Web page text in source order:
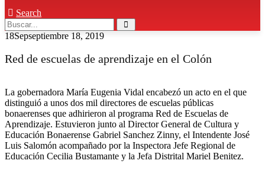
Search
18Sepseptiembre 18, 2019
Red de escuelas de aprendizaje en el Colón
La gobernadora María Eugenia Vidal encabezó un acto en el que
distinguió a unos dos mil directores de escuelas públicas
bonaerenses que adhirieron al programa Red de Escuelas de
Aprendizaje. Estuvieron junto al Director General de Cultura y
Educación Bonaerense Gabriel Sanchez Zinny, el Intendente José
Luis Salomón acompañado por la Inspectora Jefe Regional de
Educación Cecilia Bustamante y la Jefa Distrital Mariel Benitez.